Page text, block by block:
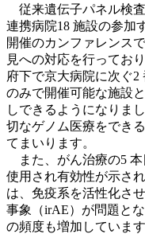
従来遺伝子パネル検
連携病院18 施設の参加
開催のカンファレンス
見への対応を行ってお
府下で京大病院に次ぐ
のみで開催可能な施設
しできるようになりま
切なゲノム医療をでき
てまいります。
また、がん治療の5 本
使用され有効性が示さ
は、免疫系を活性化さ
事象（irAE）が問題と
の頻度も増加していま